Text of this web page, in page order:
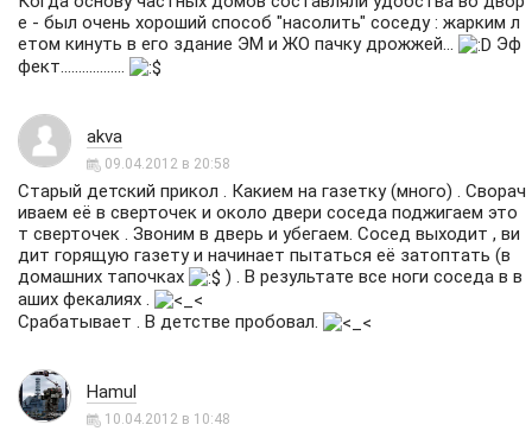
е - был очень хороший способ "насолить" соседу : жарким л
етом кинуть в его здание ЭМ и ЖО пачку дрожжей...
Эф
фект..................
akva
09.04.2012 в 20:58
Старый детский прикол . Какием на газетку (много) . Сворач
иваем её в сверточек и около двери соседа поджигаем это
т сверточек . Звоним в дверь и убегаем. Сосед выходит , ви
дит горящую газету и начинает пытаться её затоптать (в
домашних тапочках
) . В результате все ноги соседа в в
аших фекалиях .
Срабатывает . В детстве пробовал.
Hamul
10.04.2012 в 10:48